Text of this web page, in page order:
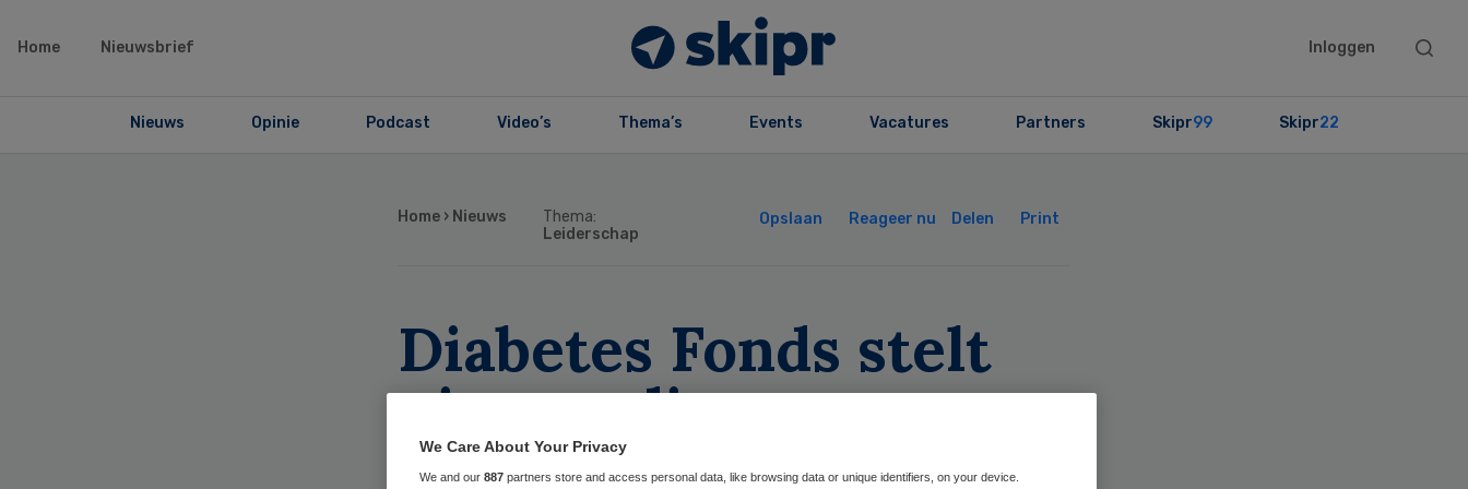
Home Nieuwsbrief Inloggen
Search
Nieuws Opinie Podcast Video’s Thema’s Events Vacatures Partners Skipr99 Skipr22
Home › Nieuws
Thema:
Leiderschap
Opslaan Reageer nu Delen Print
Diabetes Fonds stelt
nieuwe directeur aan
We Care About Your Privacy
We and our 887 partners store and access personal data, like browsing data or unique identifiers, on your device.